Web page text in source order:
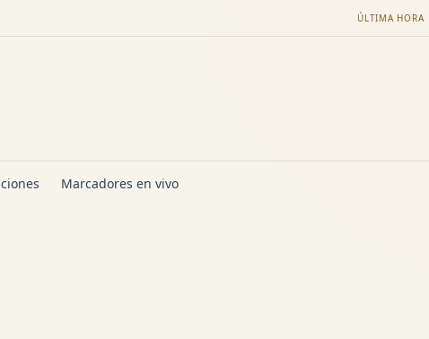
ÚLTIMA HORA
Marcadores en vivo